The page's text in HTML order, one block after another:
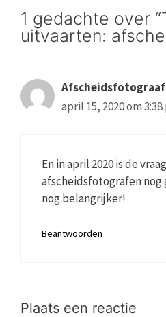
1 gedachte over
uitvaarten:
Afscheidsfotograaf
april 15, 2020 om
En in april 2020 is de
afscheidsfotografen nog
nog belangrijker!
Beantwoorden
Plaats een reactie